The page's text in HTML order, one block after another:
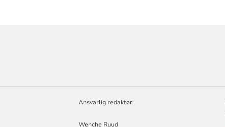
Ansvarlig redaktør:
Wenche Ruud